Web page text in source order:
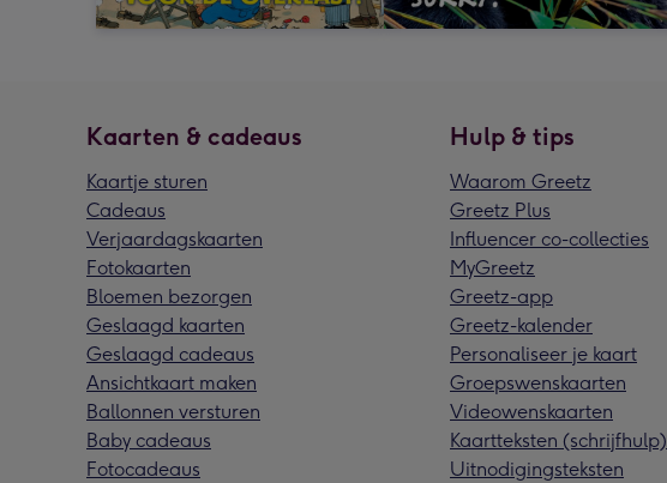
Kaarten & cadeaus
Kaartje sturen
Cadeaus
Verjaardagskaarten
Fotokaarten
Bloemen bezorgen
Geslaagd kaarten
Geslaagd cadeaus
Ansichtkaart maken
Ballonnen versturen
Baby cadeaus
Fotocadeaus
Hulp & tips
Waarom Greetz
Greetz Plus
Influencer co-collecties
MyGreetz
Greetz-app
Greetz-kalender
Personaliseer je kaart
Groepswenskaarten
Videowenskaarten
Kaartteksten (schrijfhulp)
Uitnodigingsteksten